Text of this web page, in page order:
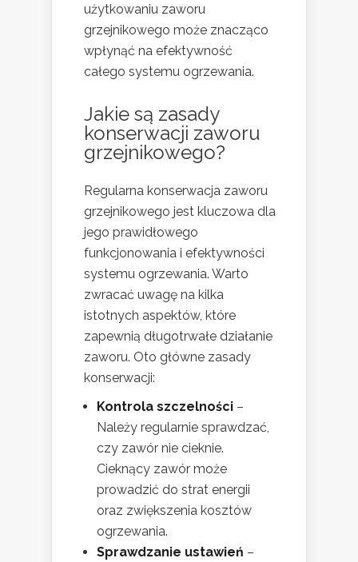
użytkowaniu zaworu
grzejnikowego może znacząco
wpłynąć na efektywność
całego systemu ogrzewania.
Jakie są zasady
konserwacji zaworu
grzejnikowego?
Regularna konserwacja zaworu
grzejnikowego jest kluczowa dla
jego prawidłowego
funkcjonowania i efektywności
systemu ogrzewania. Warto
zwracać uwagę na kilka
istotnych aspektów, które
zapewnią długotrwałe działanie
zaworu. Oto główne zasady
konserwacji:
Kontrola szczelności –
Należy regularnie sprawdzać,
czy zawór nie cieknie.
Cieknący zawór może
prowadzić do strat energii
oraz zwiększenia kosztów
ogrzewania.
Sprawdzanie ustawień –